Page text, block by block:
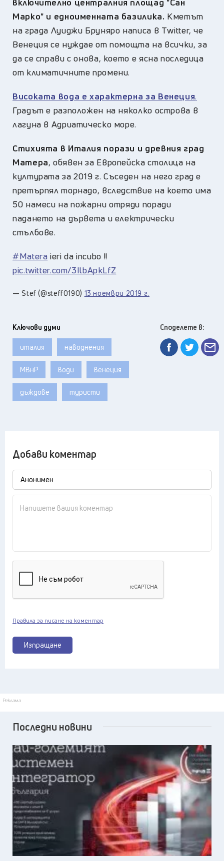
Марко" и едноименната базилика. Кметът
на града Луиджи Бруняро написа в Тwitter, че
Венеция се нуждае от помощта на всички, за
да се справи с онова, което е ясна последица
от климатичните промени.
Високата вода е характерна за Венеция.
Градът е разположен на няколко острова в
лагуна в Адриатическо море.
Стихията в Италия порази и древния град
Матера, обявен за Европейска столица на
културата за 2019 г. Съседен на него град е
претърпял торнадо, вследствие на което има
50 намеси на пожарни отряди поради
падането на дървета и електрически
стълбове.
#Matera ieri da incubo !!
pic.twitter.com/3IlbApkLfZ
— Stef (@steff0190) 13 ноември 2019 г.
Ключови думи
италия наводнения
МВнР води венеция
дъждове туристи
Споделете в:
Добави коментар
Изпращане
Правила за писане на коментар
Реклама
Последни новини